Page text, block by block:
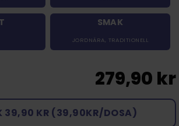
SMAK
JORDNÄRA, TRADITIONELL
279,90 kr
39,90 KR (39,90KR/DOSA)